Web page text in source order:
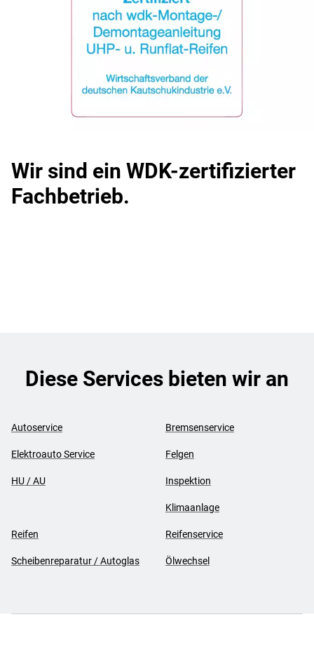
Wir sind ein WDK-zertifizierter
Fachbetrieb.
Diese Services bieten wir an
Autoservice Bremsenservice
Elektroauto Service Felgen
HU / AU Inspektion
Klimaanlage
Reifen Reifenservice
Scheibenreparatur / Autoglas Ölwechsel